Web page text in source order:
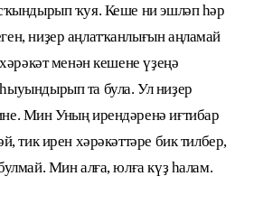
ҡуя. Кеше ни эшләп һәр
ниҙер аңлатҡанлығын аңламай
менән кешене үҙеңә
та була. Ул ниҙер
Мин Уның ирендәренә иғтибар
тик ирен хәрәкәттәре бик тилбер,
Мин алға, юлға күҙ һалам.